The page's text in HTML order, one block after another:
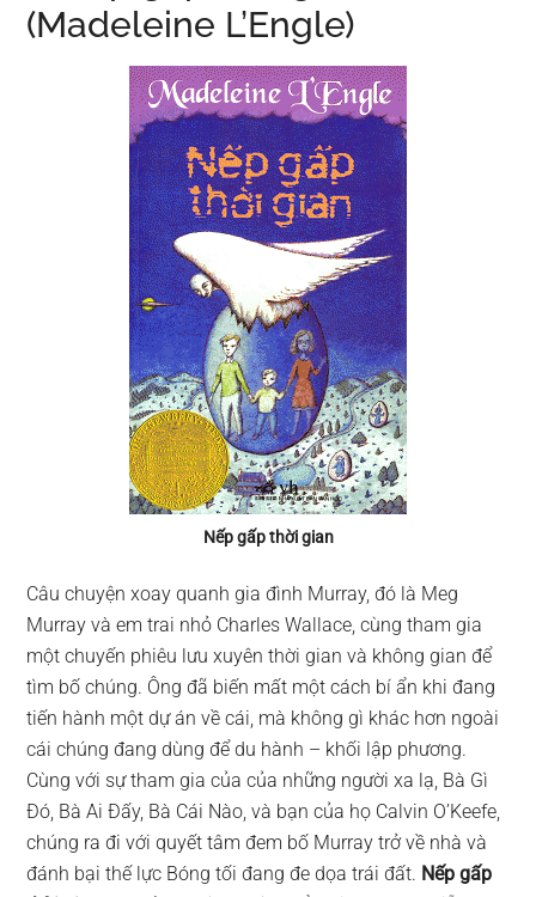
(Madeleine L’Engle)
Nếp gấp thời gian
Câu chuyện xoay quanh gia đình Murray, đó là Meg
Murray và em trai nhỏ Charles Wallace, cùng tham gia
một chuyến phiêu lưu xuyên thời gian và không gian để
tìm bố chúng. Ông đã biến mất một cách bí ẩn khi đang
tiến hành một dự án về cái, mà không gì khác hơn ngoài
cái chúng đang dùng để du hành – khối lập phương.
Cùng với sự tham gia của của những người xa lạ, Bà Gì
Đó, Bà Ai Đấy, Bà Cái Nào, và bạn của họ Calvin O’Keefe,
chúng ra đi với quyết tâm đem bố Murray trở về nhà và
đánh bại thế lực Bóng tối đang đe dọa trái đất. Nếp gấp